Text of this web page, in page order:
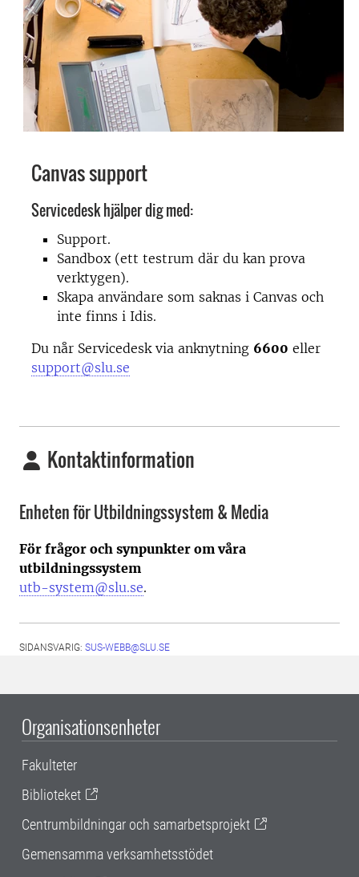
Canvas support
Servicedesk hjälper dig med:
Support.
Sandbox (ett testrum där du kan prova
verktygen).
Skapa användare som saknas i Canvas och
inte finns i Idis.
Du når Servicedesk via anknytning 6600 eller
support@slu.se
Kontaktinformation
Enheten för Utbildningssystem & Media
För frågor och synpunkter om våra
utbildningssystem
utb-system@slu.se.
SIDANSVARIG: SUS-WEBB@SLU.SE
Organisationsenheter
Fakulteter
Biblioteket
Centrumbildningar och samarbetsprojekt
Gemensamma verksamhetsstödet